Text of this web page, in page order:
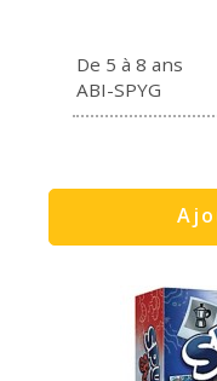
De 5 à 8 ans
ABI-SPYG